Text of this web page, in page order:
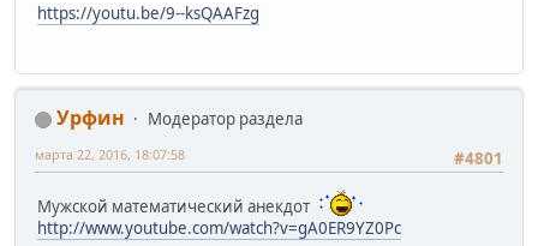
https://youtu.be/9--ksQAAFzg
Урфин
Модератор раздела
#4801
марта 22, 2016, 18:07:58
Мужской математический анекдот
http://www.youtube.com/watch?v=gA0ER9YZ0Pc